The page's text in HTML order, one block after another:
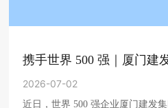
携手世界 500 强｜厦门建
乐科技参观交流，共探产
2026-07-02
近日，世界 500 强企业厦门建发